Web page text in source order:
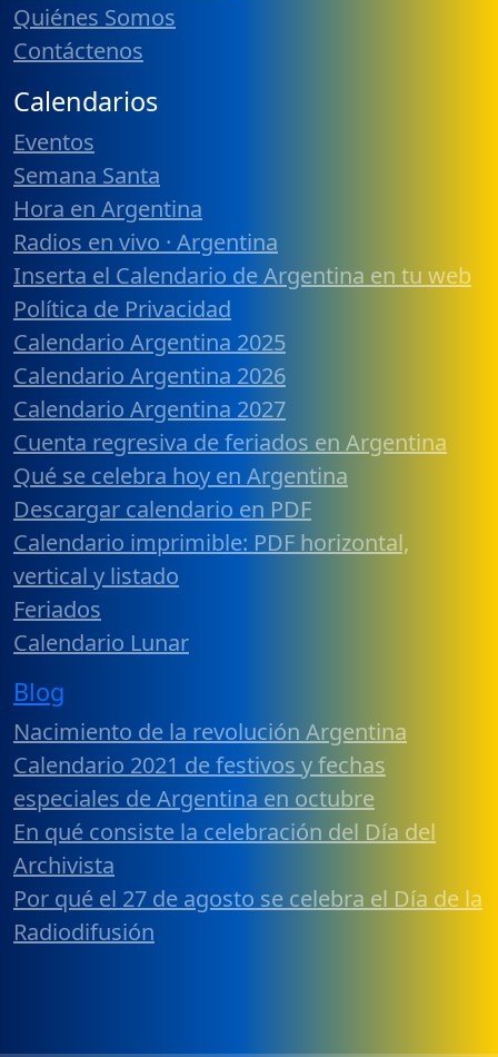
Quiénes Somos
Contáctenos
Calendarios
Eventos
Semana Santa
Hora en Argentina
Radios en vivo · Argentina
Inserta el Calendario de Argentina en tu web
Política de Privacidad
Calendario Argentina 2025
Calendario Argentina 2026
Calendario Argentina 2027
Cuenta regresiva de feriados en Argentina
Qué se celebra hoy en Argentina
Descargar calendario en PDF
Calendario imprimible: PDF horizontal,
vertical y listado
Feriados
Calendario Lunar
Blog
Nacimiento de la revolución Argentina
Calendario 2021 de festivos y fechas
especiales de Argentina en octubre
En qué consiste la celebración del Día del
Archivista
Por qué el 27 de agosto se celebra el Día de la
Radiodifusión